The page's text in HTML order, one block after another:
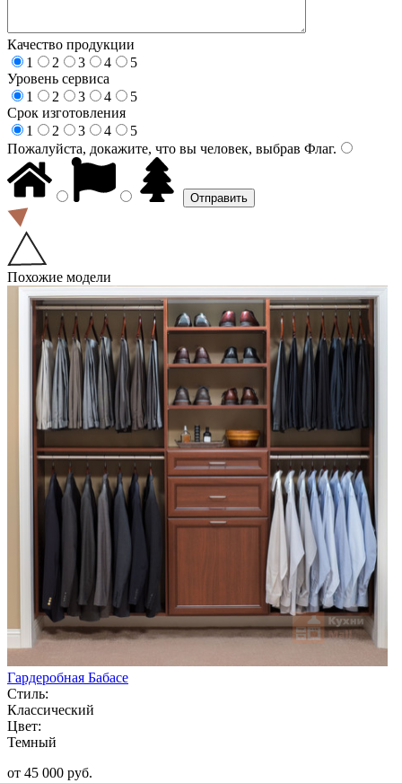
Качество продукции
1
2 3 4
5
Уровень сервиса
1
2 3 4
5
Срок изготовления
1
2 3 4
5
Пожалуйста, докажите, что вы человек, выбрав Флаг.
Похожие модели
Гардеробная Бабасе
Стиль:
Классический
Цвет:
Темный
от 45 000 руб.